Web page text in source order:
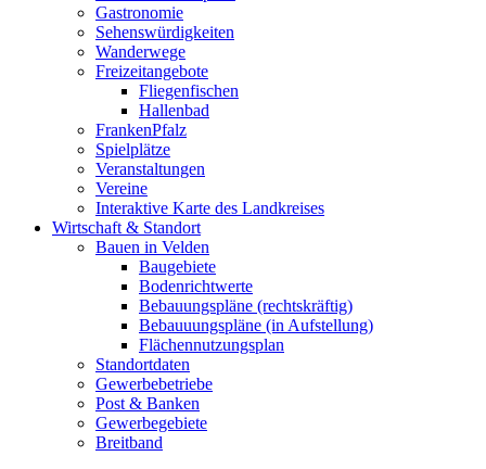
Gastronomie
Sehenswürdigkeiten
Wanderwege
Freizeitangebote
Fliegenfischen
Hallenbad
FrankenPfalz
Spielplätze
Veranstaltungen
Vereine
Interaktive Karte des Landkreises
Wirtschaft & Standort
Bauen in Velden
Baugebiete
Bodenrichtwerte
Bebauungspläne (rechtskräftig)
Bebauuungspläne (in Aufstellung)
Flächennutzungsplan
Standortdaten
Gewerbebetriebe
Post & Banken
Gewerbegebiete
Breitband